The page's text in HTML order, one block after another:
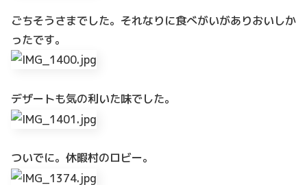
ごちそうさまでした。それなりに食べがいがありおいしか
ったです。
デザートも気の利いた味でした。
ついでに。休暇村のロビー。